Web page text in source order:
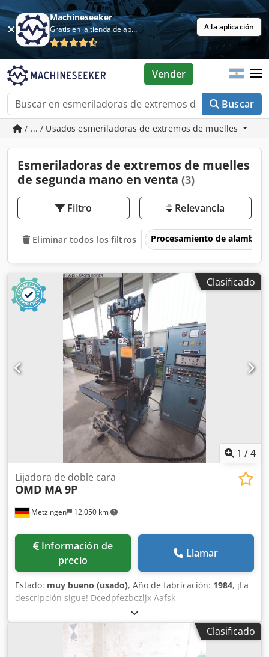
Machineseeker
Gratis en la tienda de aplicaciones A la aplicación
Buscar
Vender
/ ... / Usados esmeriladoras de extremos de muelles
Esmeriladoras de extremos de muelles
de segunda mano en venta (3)
Filtro Relevancia
Eliminar todos los filtros Procesamiento de alambre
Clasificado
1 /4
Metzingen 12.050 km
Lijadora de doble cara
OMD MA 9P
Información de
precio
Llamar
Estado: muy bueno (usado), Año de fabricación: 1984, ¡La
descripción sigue! Dcedpfezbczljx Aafsk
Clasificado